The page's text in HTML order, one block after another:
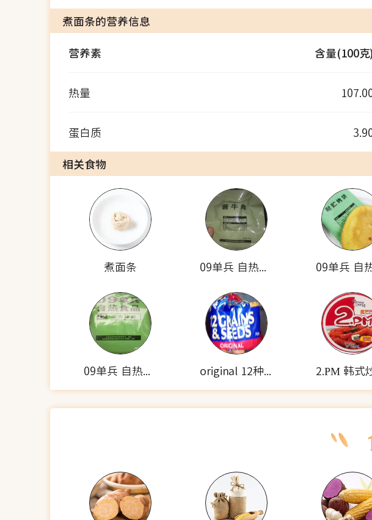
煮面条的营养信息
营养素
含量(100
热量
蛋白质
相关食物
煮面条 09单兵 自热米饭套餐(酱牛肉)
09单兵 自热食品(羊肉拌面) original 12种谷物种子的面包